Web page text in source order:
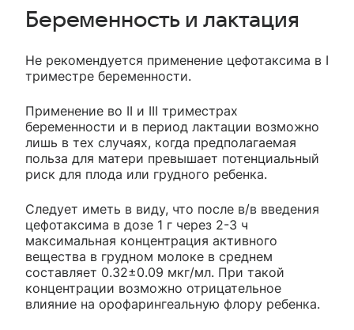
Беременность и лактация
Не рекомендуется применение цефотаксима в I
триместре беременности.
Применение во II и III триместрах
беременности и в период лактации возможно
лишь в тех случаях, когда предполагаемая
польза для матери превышает потенциальный
риск для плода или грудного ребенка.
Следует иметь в виду, что после в/в введения
цефотаксима в дозе 1 г через 2-3 ч
максимальная концентрация активного
вещества в грудном молоке в среднем
составляет 0.32±0.09 мкг/мл. При такой
концентрации возможно отрицательное
влияние на орофарингеальную флору ребенка.